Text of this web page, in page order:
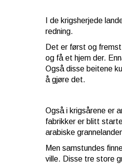
I de krigsherjede
redning.
Det er først og
og få et hjem der.
Også disse beitene
å gjøre det.
Også i krigsårene er
fabrikker er blitt
arabiske
Men samstundes
ville. Disse tre store